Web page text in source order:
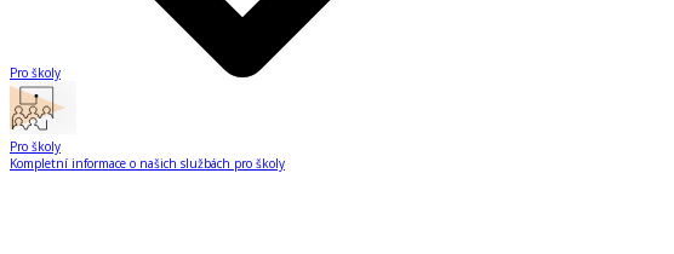
Pro školy
Pro školy
Kompletní informace o našich službách pro školy